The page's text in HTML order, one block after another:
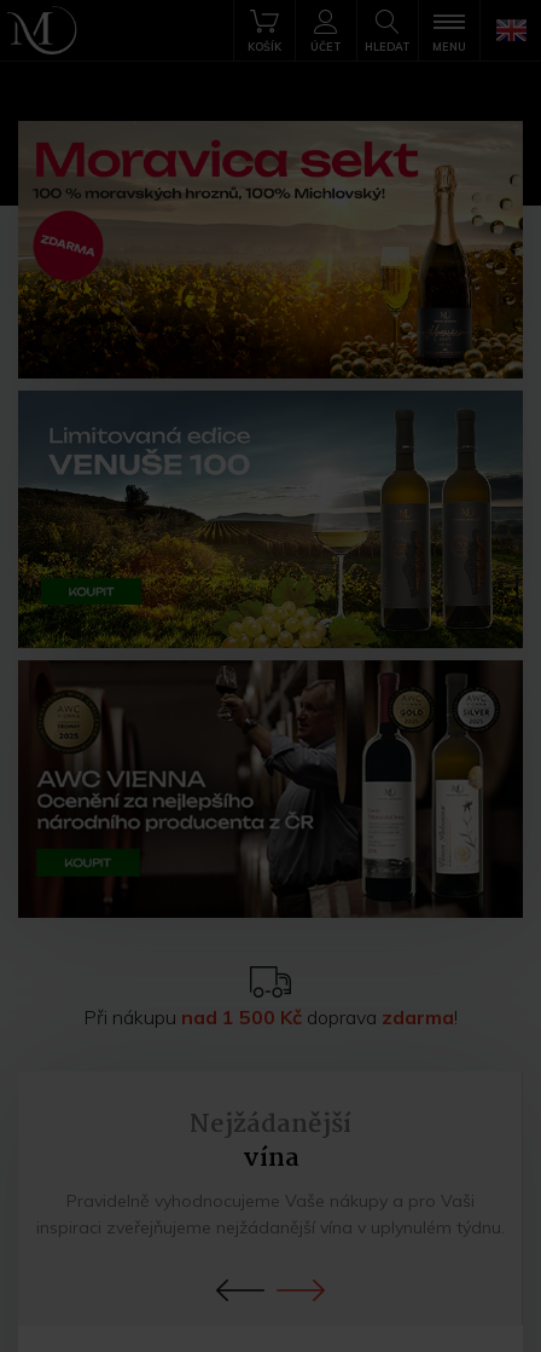
HLEDAT
KOŠÍK ÚČET MENU
Při nákupu nad 1 500 Kč doprava zdarma!
Nejžádanější
vína
Pravidelně vyhodnocujeme Vaše nákupy a pro Vaši
inspiraci zveřejňujeme nejžádanější vína v uplynulém týdnu.
Previous